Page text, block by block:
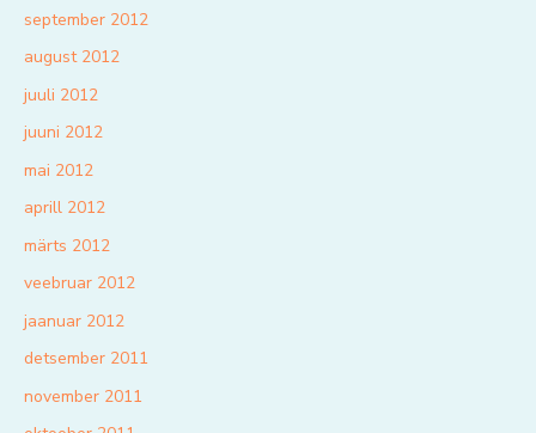
september 2012
august 2012
juuli 2012
juuni 2012
mai 2012
aprill 2012
märts 2012
veebruar 2012
jaanuar 2012
detsember 2011
november 2011